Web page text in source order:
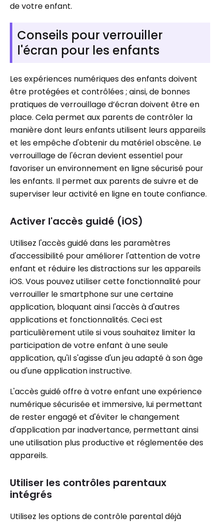
de votre enfant.
Conseils pour verrouiller
l'écran pour les enfants
Les expériences numériques des enfants doivent
être protégées et contrôlées ; ainsi, de bonnes
pratiques de verrouillage d’écran doivent être en
place. Cela permet aux parents de contrôler la
manière dont leurs enfants utilisent leurs appareils
et les empêche d'obtenir du matériel obscène. Le
verrouillage de l'écran devient essentiel pour
favoriser un environnement en ligne sécurisé pour
les enfants. Il permet aux parents de suivre et de
superviser leur activité en ligne en toute confiance.
Activer l'accès guidé (iOS)
Utilisez l'accès guidé dans les paramètres
d'accessibilité pour améliorer l'attention de votre
enfant et réduire les distractions sur les appareils
iOS. Vous pouvez utiliser cette fonctionnalité pour
verrouiller le smartphone sur une certaine
application, bloquant ainsi l'accès à d'autres
applications et fonctionnalités. Ceci est
particulièrement utile si vous souhaitez limiter la
participation de votre enfant à une seule
application, qu'il s'agisse d'un jeu adapté à son âge
ou d'une application instructive.
L'accès guidé offre à votre enfant une expérience
numérique sécurisée et immersive, lui permettant
de rester engagé et d'éviter le changement
d'application par inadvertance, permettant ainsi
une utilisation plus productive et réglementée des
appareils.
Utiliser les contrôles parentaux
intégrés
Utilisez les options de contrôle parental déjà